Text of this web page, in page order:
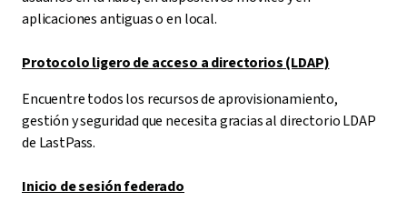
aplicaciones antiguas o en local.
Protocolo ligero de acceso a directorios (LDAP)
Encuentre todos los recursos de aprovisionamiento,
gestión y seguridad que necesita gracias al directorio LDAP
de LastPass.
Inicio de sesión federado